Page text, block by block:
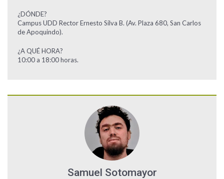
¿DÓNDE?
Campus UDD Rector Ernesto Silva B. (Av. Plaza 680, San Carlos
de Apoquindo).
¿A QUÉ HORA?
10:00 a 18:00 horas.
Samuel Sotomayor